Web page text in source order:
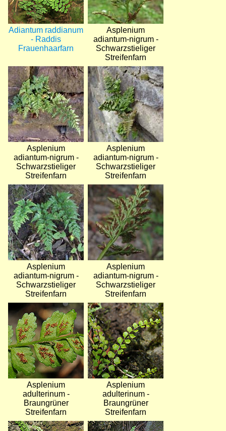
Adiantum raddianum
- Raddis
Frauenhaarfarn
Asplenium
adiantum-nigrum -
Schwarzstieliger
Streifenfarn
Bild
Asplenium
adiantum-nigrum -
Schwarzstieliger
Streifenfarn
Bild
Asplenium
adiantum-nigrum -
Schwarzstieliger
Streifenfarn
Bild
Asplenium
adiantum-nigrum -
Schwarzstieliger
Streifenfarn
Bild
Asplenium
adiantum-nigrum -
Schwarzstieliger
Streifenfarn
Bild
Asplenium
adulterinum -
Braungrüner
Streifenfarn
Bild
Asplenium
adulterinum -
Braungrüner
Streifenfarn
Bild
Bild